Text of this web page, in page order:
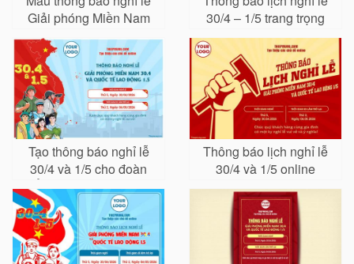
Giải phóng Miền Nam
30/4 và Quốc tế Lao
Động 1/5 online
30/4 – 1/5 trang trọng
cho doanh nghiệp và
trường học
Tạo thông báo nghỉ lễ
30/4 và 1/5 cho đoàn
thể, công ty, trường học
có logo
Thông báo lịch nghỉ lễ
30/4 và 1/5 online